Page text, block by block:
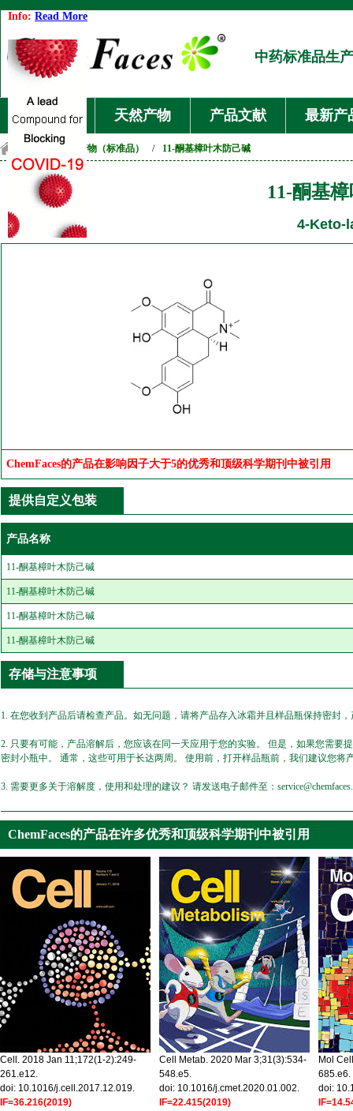
Info: Read More
中药标准品生
首页 天然产物 产品文献 最新产
天然产物（标准品） / 11-酮基樟叶木防己碱
11-酮基
4-Keto-
ChemFaces的产品在影响因子大于5的优秀和顶级科学期刊中被引用
提供自定义包装
产品名称
11-酮基樟叶木防己碱
11-酮基樟叶木防己碱
11-酮基樟叶木防己碱
11-酮基樟叶木防己碱
存储与注意事项
1. 在您收到产品后请检查产品。如无问题，请将产品存入冰霜并且样品瓶保持密封
2. 只要有可能，产品溶解后，您应该在同一天应用于您的实验。 但是，如果您需
密封小瓶中。 通常，这些可用于长达两周。 使用前，打开样品瓶前，我们建议您将
3. 需要更多关于溶解度，使用和处理的建议？ 请发送电子邮件至：
ChemFaces的产品在许多优秀和顶级科学期刊中被引用
Cell. 2018 Jan 11;172(1-2):249-
261.e12.
doi: 10.1016/j.cell.2017.12.019.
IF=36.216(2019)
Cell Metab. 2020 Mar 3;31(3):534-
548.e5.
doi: 10.1016/j.cmet.2020.01.002.
IF=22.415(2019)
Mol
685.e6.
doi: